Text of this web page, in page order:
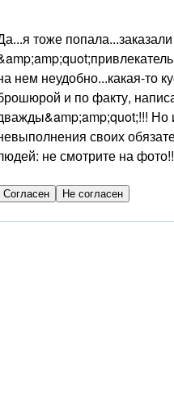
тоже
нем неудобно...какая-то
и по факту,
Но
своих
не смотрите на